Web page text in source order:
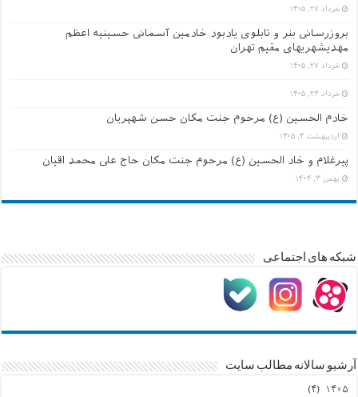
خرداد ۲۷, ۱۴۰۵
بروزرسانی بنر و تابلوی یادبود خادمین آسمانی حسینیه اعظم
مهدیشهریهای مقیم تهران
خرداد ۲۷, ۱۴۰۵
خرداد ۲۳, ۱۴۰۵
خادم الحسین (ع) مرحوم جنت مکان حسن شهپریان
اردیبهشت ۴, ۱۴۰۵
پیرغلام و خاد الحسین (ع) مرحوم جنت مکان حاج علی محمد اقیان
بهمن ۳, ۱۴۰۴
شبکه های اجتماعی
آرشیو سالانه مطالب سایت
۱۴۰۵ (۴)